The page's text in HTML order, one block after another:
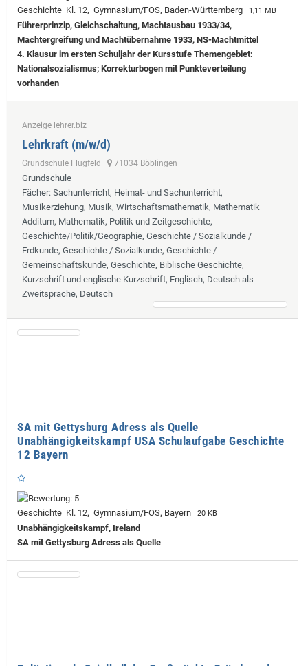
Geschichte Kl. 12, Gymnasium/FOS, Baden-Württemberg 1,11 MB
Führerprinzip, Gleichschaltung, Machtausbau 1933/34,
Machtergreifung und Machtübernahme 1933, NS-Machtmittel
4. Klausur im ersten Schuljahr der Kursstufe Themengebiet:
Nationalsozialismus; Korrekturbogen mit Punkteverteilung
vorhanden
Anzeige lehrer.biz
Lehrkraft (m/w/d)
Grundschule Flugfeld 71034 Böblingen
Grundschule
Fächer: Sachunterricht, Heimat- und Sachunterricht,
Musikerziehung, Musik, Wirtschaftsmathematik, Mathematik
Additum, Mathematik, Politik und Zeitgeschichte,
Geschichte/Politik/Geographie, Geschichte / Sozialkunde /
Erdkunde, Geschichte / Sozialkunde, Geschichte /
Gemeinschaftskunde, Geschichte, Biblische Geschichte,
Kurzschrift und englische Kurzschrift, Englisch, Deutsch als
Zweitsprache, Deutsch
SA mit Gettysburg Adress als Quelle
Unabhängigkeitskampf USA Schulaufgabe Geschichte
12 Bayern
Geschichte Kl. 12, Gymnasium/FOS, Bayern 20 KB
Unabhängigkeitskampf, Ireland
SA mit Gettysburg Adress als Quelle